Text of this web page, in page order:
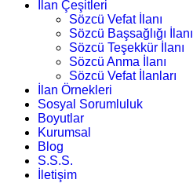
İlan Çeşitleri
Sözcü Vefat İlanı
Sözcü Başsağlığı İlanı
Sözcü Teşekkür İlanı
Sözcü Anma İlanı
Sözcü Vefat İlanları
İlan Örnekleri
Sosyal Sorumluluk
Boyutlar
Kurumsal
Blog
S.S.S.
İletişim